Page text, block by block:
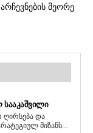
მეორე
ᲡᲐᲐᲙᲐᲨᲕᲘᲚᲘ
ღირსება და
მიზანს...